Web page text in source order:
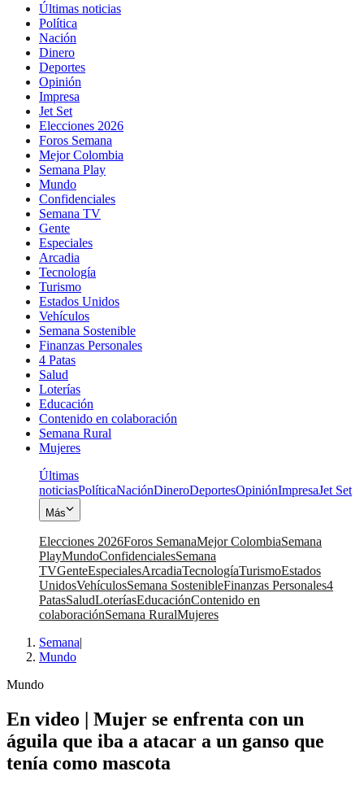
Últimas noticias
Política
Nación
Dinero
Deportes
Opinión
Impresa
Jet Set
Elecciones 2026
Foros Semana
Mejor Colombia
Semana Play
Mundo
Confidenciales
Semana TV
Gente
Especiales
Arcadia
Tecnología
Turismo
Estados Unidos
Vehículos
Semana Sostenible
Finanzas Personales
4 Patas
Salud
Loterías
Educación
Contenido en colaboración
Semana Rural
Mujeres
Últimas
noticiasPolíticaNaciónDineroDeportesOpiniónImpresaJet Set
Más
Elecciones 2026Foros SemanaMejor ColombiaSemana
PlayMundoConfidencialesSemana
TVGenteEspecialesArcadiaTecnologíaTurismoEstados
UnidosVehículosSemana SostenibleFinanzas Personales4
PatasSaludLoteríasEducaciónContenido en
colaboraciónSemana RuralMujeres
Semana|
Mundo
Mundo
En video | Mujer se enfrenta con un
águila que iba a atacar a un ganso que
tenía como mascota